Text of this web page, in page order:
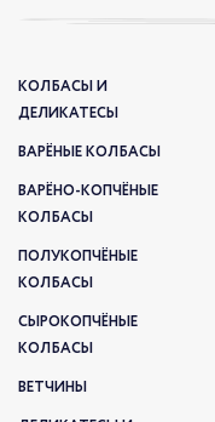
КОЛБАСЫ И
ДЕЛИКАТЕСЫ
ВАРЁНЫЕ КОЛБАСЫ
ВАРЁНО-КОПЧЁНЫЕ
КОЛБАСЫ
ПОЛУКОПЧЁНЫЕ
КОЛБАСЫ
СЫРОКОПЧЁНЫЕ
КОЛБАСЫ
ВЕТЧИНЫ